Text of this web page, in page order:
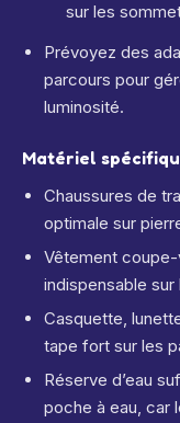
sur les
Prévoyez des
parcours pour
luminosité.
Matériel
Chaussures de
optimale sur
Vêtement
indispensable
Casquette,
tape fort sur les
Réserve d’eau
poche à eau, car